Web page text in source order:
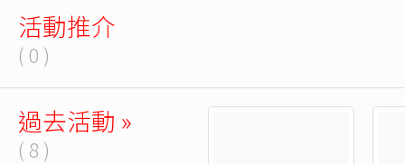
活動推介
( 0 )
過去活動 »
( 8 )